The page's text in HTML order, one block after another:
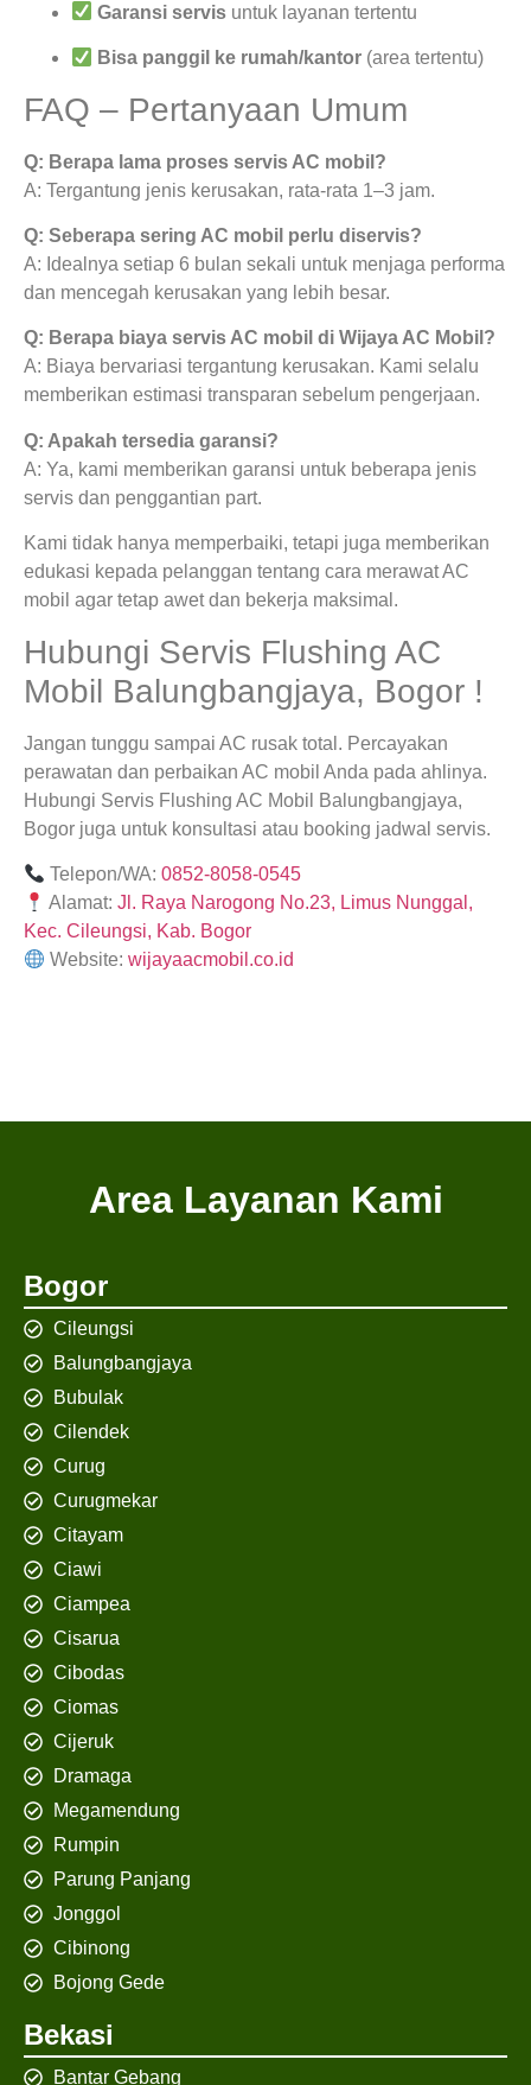
Garansi servis untuk layanan tertentu
Bisa panggil ke rumah/kantor (area tertentu)
FAQ – Pertanyaan Umum
Q: Berapa lama proses servis AC mobil?
A: Tergantung jenis kerusakan, rata-rata 1–3 jam.
Q: Seberapa sering AC mobil perlu diservis?
A: Idealnya setiap 6 bulan sekali untuk menjaga performa
dan mencegah kerusakan yang lebih besar.
Q: Berapa biaya servis AC mobil di Wijaya AC Mobil?
A: Biaya bervariasi tergantung kerusakan. Kami selalu
memberikan estimasi transparan sebelum pengerjaan.
Q: Apakah tersedia garansi?
A: Ya, kami memberikan garansi untuk beberapa jenis
servis dan penggantian part.
Kami tidak hanya memperbaiki, tetapi juga memberikan
edukasi kepada pelanggan tentang cara merawat AC
mobil agar tetap awet dan bekerja maksimal.
Hubungi Servis Flushing AC
Mobil Balungbangjaya, Bogor !
Jangan tunggu sampai AC rusak total. Percayakan
perawatan dan perbaikan AC mobil Anda pada ahlinya.
Hubungi Servis Flushing AC Mobil Balungbangjaya,
Bogor juga untuk konsultasi atau booking jadwal servis.
Telepon/WA:0852-8058-0545
Alamat:Jl. Raya Narogong No.23, Limus Nunggal,
Kec. Cileungsi, Kab. Bogor
Website:wijayaacmobil.co.id
Area Layanan Kami
Bogor
Cileungsi
Balungbangjaya
Bubulak
Cilendek
Curug
Curugmekar
Citayam
Ciawi
Ciampea
Cisarua
Cibodas
Ciomas
Cijeruk
Dramaga
Megamendung
Rumpin
Parung Panjang
Jonggol
Cibinong
Bojong Gede
Bekasi
Bantar Gebang